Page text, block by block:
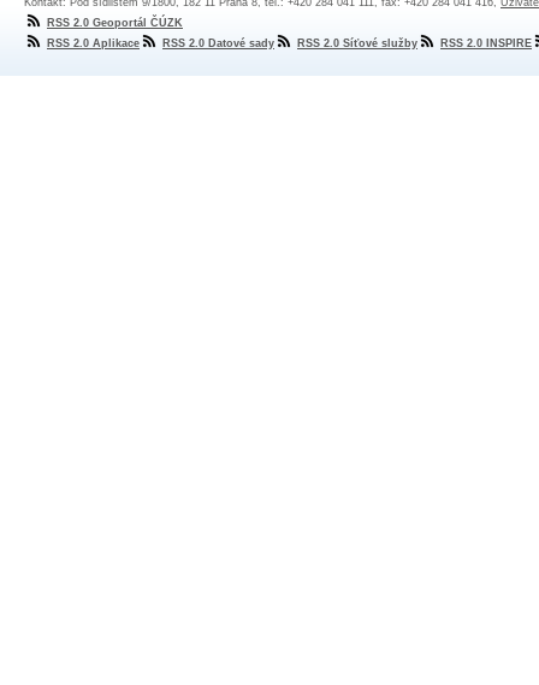
Kontakt: Pod sídlištěm 9/1800, 182 11 Praha 8, tel.: +420 284 041 111, fax: +420 284 041 416,
RSS 2.0 Geoportál ČÚZK
RSS 2.0 Aplikace
RSS 2.0 Datové sady RSS 2.0 Síťové služby RSS 2.0 INSPIRE